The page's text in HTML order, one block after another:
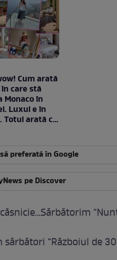
Cum arată
care stă
Monaco în
Luxul e în
Totul arată ca
preferată în Google
pe Discover
“Războiul de